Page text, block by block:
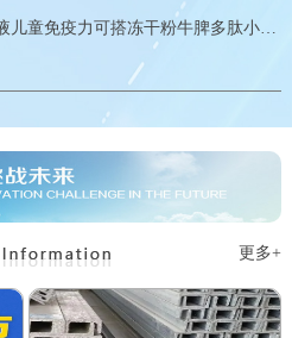
【自营】AMYKON脾氨肽口服液儿童免疫力可搭冻干粉牛脾多肽小分子
更多+